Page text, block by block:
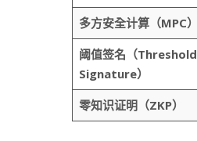
多方安全计算（MPC）
阈值签名（Threshold
Signature）
零知识证明（ZKP）